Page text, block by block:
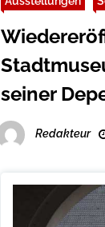
seiner
Redakteur